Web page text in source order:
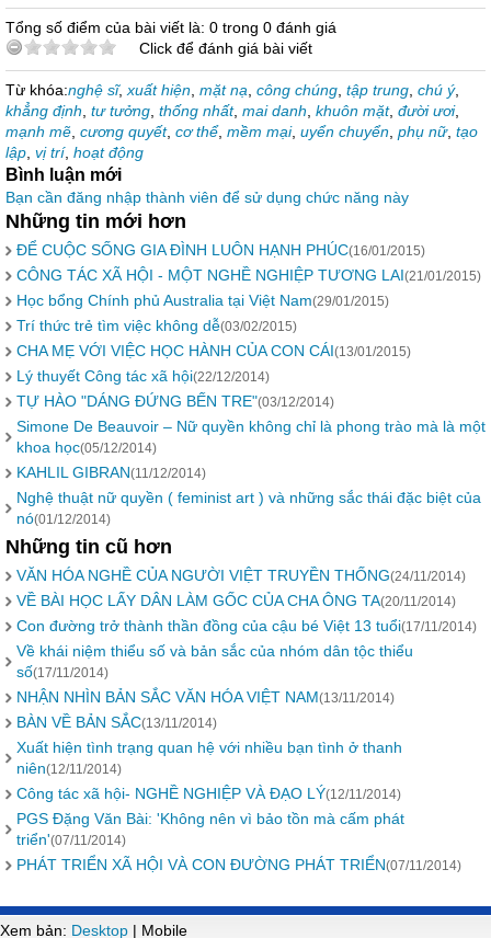
Tổng số điểm của bài viết là: 0 trong 0 đánh giá
Click để đánh giá bài viết
Từ khóa:nghệ sĩ, xuất hiện mặt nạ công chúng tập trung chú ý,
khẳng định tư tưởng thống nhất, mai danh khuôn mặt, đười ươi,
mạnh mẽ cương quyết, cơ thể, mềm mại, uyển chuyển phụ nữ, tạo
lập vị trí, hoạt động
Bình luận mới
Bạn cần đăng nhập thành viên để sử dụng chức năng này
Những tin mới hơn
ĐỂ CUỘC SỐNG GIA ĐÌNH LUÔN HẠNH PHÚC(16/01/2015)
CÔNG TÁC XÃ HỘI - MỘT NGHỀ NGHIỆP TƯƠNG LAI(21/01/2015)
Học bổng Chính phủ Australia tại Việt Nam(29/01/2015)
Trí thức trẻ tìm việc không dễ(03/02/2015)
CHA MẸ VỚI VIỆC HỌC HÀNH CỦA CON CÁI(13/01/2015)
Lý thuyết Công tác xã hội(22/12/2014)
TỰ HÀO "DÁNG ĐỨNG BẾN TRE"(03/12/2014)
Simone De Beauvoir – Nữ quyền không chỉ là phong trào mà là một
khoa học(05/12/2014)
KAHLIL GIBRAN(11/12/2014)
Nghệ thuật nữ quyền ( feminist art ) và những sắc thái đặc biệt của
nó(01/12/2014)
Những tin cũ hơn
VĂN HÓA NGHỀ CỦA NGƯỜI VIỆT TRUYỀN THỐNG(24/11/2014)
VỀ BÀI HỌC LẤY DÂN LÀM GỐC CỦA CHA ÔNG TA(20/11/2014)
Con đường trở thành thần đồng của cậu bé Việt 13 tuổi(17/11/2014)
Về khái niệm thiểu số và bản sắc của nhóm dân tộc thiểu
số(17/11/2014)
NHẬN NHÌN BẢN SẮC VĂN HÓA VIỆT NAM(13/11/2014)
BÀN VỀ BẢN SẮC(13/11/2014)
Xuất hiện tình trạng quan hệ với nhiều bạn tình ở thanh
niên(12/11/2014)
Công tác xã hội- NGHỀ NGHIỆP VÀ ĐẠO LÝ(12/11/2014)
PGS Đặng Văn Bài: 'Không nên vì bảo tồn mà cấm phát
triển'(07/11/2014)
PHÁT TRIỂN XÃ HỘI VÀ CON ĐƯỜNG PHÁT TRIỂN(07/11/2014)
Xem bản: Desktop | Mobile